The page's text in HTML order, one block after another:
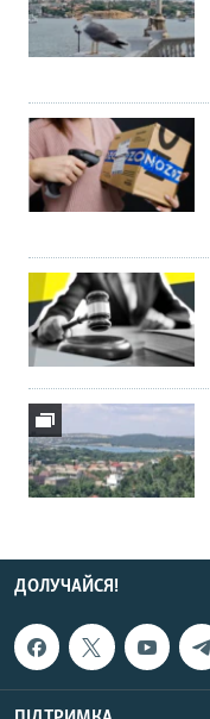
ДОЛУЧАЙСЯ!